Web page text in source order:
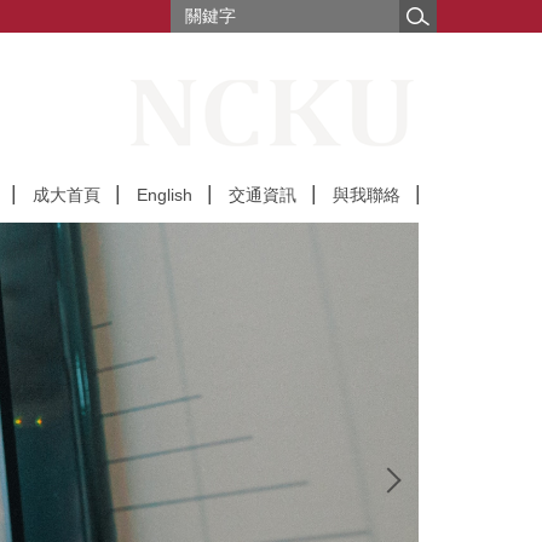
成大首頁 English 交通資訊 與我聯絡